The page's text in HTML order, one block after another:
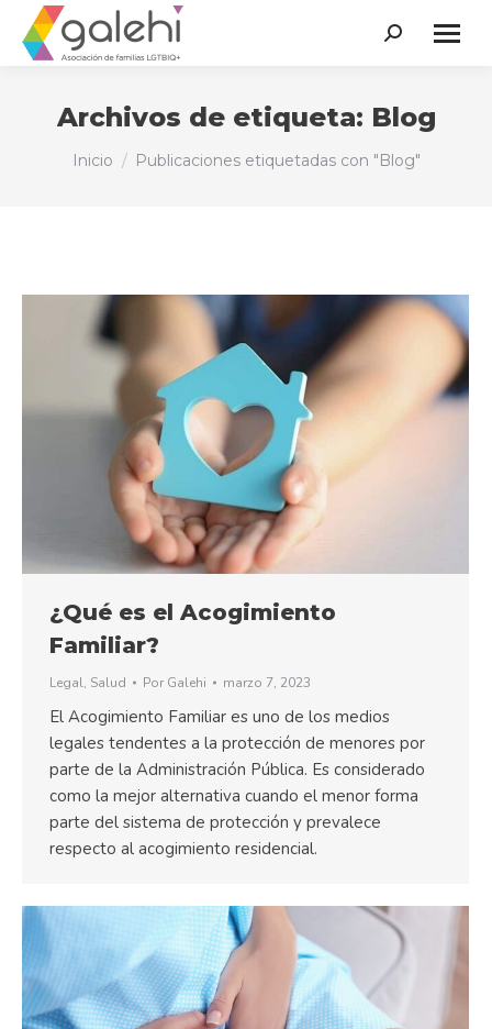
Buscar:
Archivos de etiqueta: Blog
Estás aquí:
Inicio Publicaciones etiquetadas con "Blog"
¿Qué es el Acogimiento
Familiar?
Legal, Salud Por Galehi marzo 7, 2023
El Acogimiento Familiar es uno de los medios
legales tendentes a la protección de menores por
parte de la Administración Pública. Es considerado
como la mejor alternativa cuando el menor forma
parte del sistema de protección y prevalece
respecto al acogimiento residencial.